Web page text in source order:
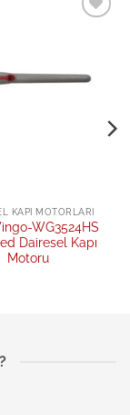
KAPI MOTORLARI
WG3524HS
Dairesel Kapı
Motoru